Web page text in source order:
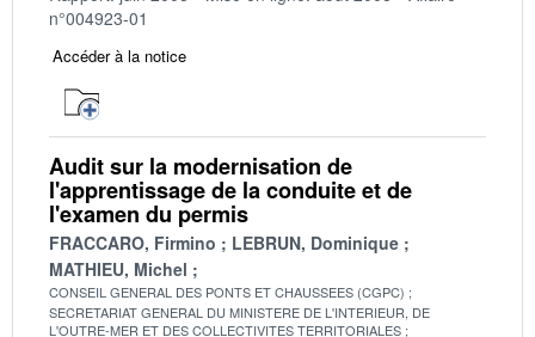
n°004923-01
Accéder à la notice
Audit sur la modernisation de
l'apprentissage de la conduite et de
l'examen du permis
FRACCARO, Firmino
LEBRUN, Dominique
MATHIEU, Michel
CONSEIL GENERAL DES PONTS ET CHAUSSEES (CGPC)
SECRETARIAT GENERAL DU MINISTERE DE L'INTERIEUR, DE
L'OUTRE-MER ET DES COLLECTIVITES TERRITORIALES